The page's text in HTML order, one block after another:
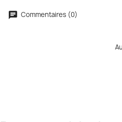
Commentaires (0)